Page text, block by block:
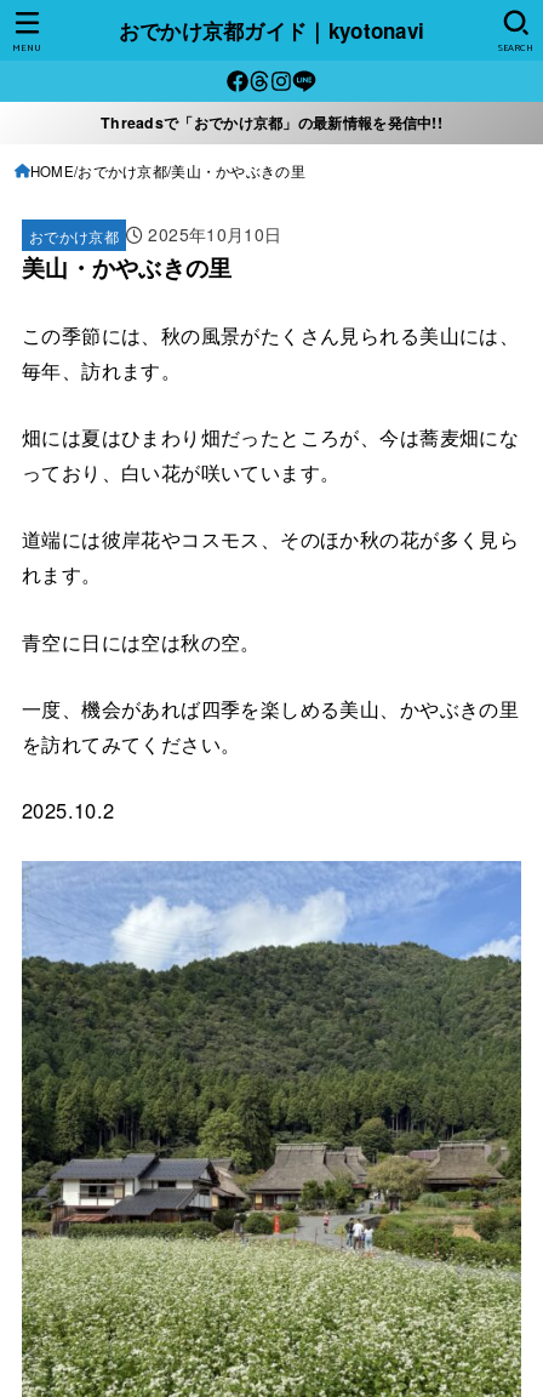
おでかけ京都ガイド｜kyotonavi
SEARCH
MENU
Threadsで「おでかけ京都」の最新情報を発信中!!
HOME おでかけ京都 美山・かやぶきの里
おでかけ京都 2025年10月10日
美山・かやぶきの里
この季節には、秋の風景がたくさん見られる美山には、
毎年、訪れます。
畑には夏はひまわり畑だったところが、今は蕎麦畑にな
っており、白い花が咲いています。
道端には彼岸花やコスモス、そのほか秋の花が多く見ら
れます。
青空に日には空は秋の空。
一度、機会があれば四季を楽しめる美山、かやぶきの里
を訪れてみてください。
2025.10.2